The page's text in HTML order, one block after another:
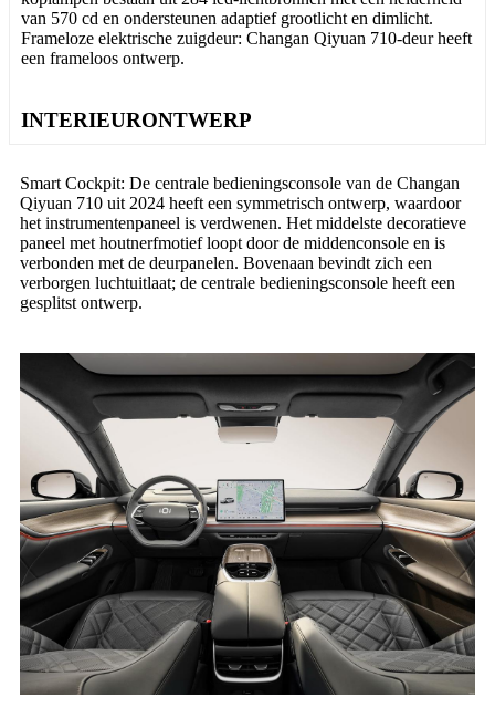
van 570 cd en ondersteunen adaptief grootlicht en dimlicht.
Frameloze elektrische zuigdeur: Changan Qiyuan 710-deur heeft
een frameloos ontwerp.
INTERIEURONTWERP
Smart Cockpit: De centrale bedieningsconsole van de Changan
Qiyuan 710 uit 2024 heeft een symmetrisch ontwerp, waardoor
het instrumentenpaneel is verdwenen. Het middelste decoratieve
paneel met houtnerfmotief loopt door de middenconsole en is
verbonden met de deurpanelen. Bovenaan bevindt zich een
verborgen luchtuitlaat; de centrale bedieningsconsole heeft een
gesplitst ontwerp.